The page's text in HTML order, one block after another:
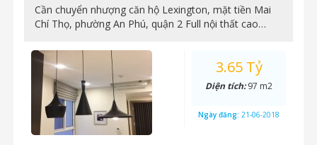
Cần chuyển nhượng căn hộ Lexington, mặt tiền Mai
Chí Thọ, phường An Phú, quận 2 Full nội thất cao…
3.65 Tỷ
Diện tích:97 m2
Ngày đăng: 21-06-2018